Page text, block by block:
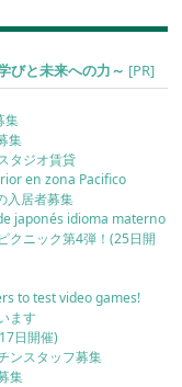
びと未来への力～ [PR]
集
集
タジオ賃貸
en zona Pacifico
入居者募集
japonés idioma materno
クニック第4弾！(25日開
to test video games!
ます
日開催)
ンスタッフ募集
集